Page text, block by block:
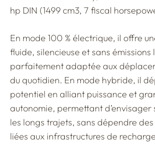
hp DIN (1499 cm3, 7 fiscal
En mode 100 % électrique, il offre
fluide, silencieuse et sans émissions
parfaitement adaptée aux
du quotidien. En mode hybride, il
potentiel en alliant puissance et
autonomie, permettant d’envisager
les longs trajets, sans dépendre
liées aux infrastructures de